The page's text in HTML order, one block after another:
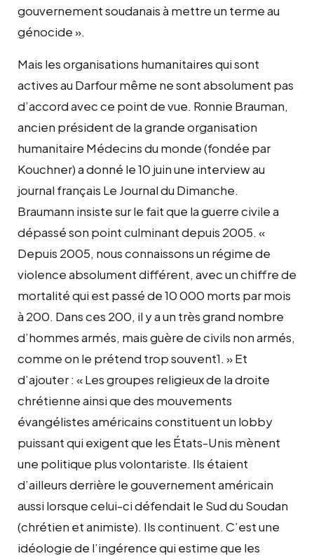
gouvernement soudanais à mettre un terme au
génocide ».
Mais les organisations humanitaires qui sont
actives au Darfour même ne sont absolument pas
d’accord avec ce point de vue. Ronnie Brauman,
ancien président de la grande organisation
humanitaire Médecins du monde (fondée par
Kouchner) a donné le 10 juin une interview au
journal français Le Journal du Dimanche.
Braumann insiste sur le fait que la guerre civile a
dépassé son point culminant depuis 2005. «
Depuis 2005, nous connaissons un régime de
violence absolument différent, avec un chiffre de
mortalité qui est passé de 10 000 morts par mois
à 200. Dans ces 200, il y a un très grand nombre
d’hommes armés, mais guère de civils non armés,
comme on le prétend trop souvent1. » Et
d’ajouter : « Les groupes religieux de la droite
chrétienne ainsi que des mouvements
évangélistes américains constituent un lobby
puissant qui exigent que les États-Unis mènent
une politique plus volontariste. Ils étaient
d’ailleurs derrière le gouvernement américain
aussi lorsque celui-ci défendait le Sud du Soudan
(chrétien et animiste). Ils continuent. C’est une
idéologie de l’ingérence qui estime que les